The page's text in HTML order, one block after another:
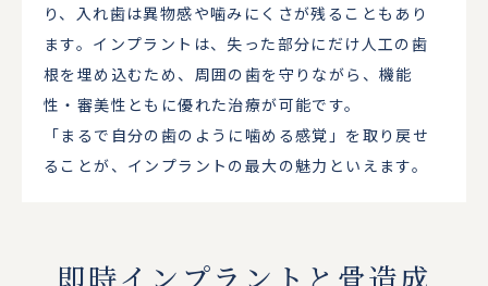
り、入れ歯は異物感や噛みにくさが残ることもあり
ます。インプラントは、失った部分にだけ人工の歯
根を埋め込むため、周囲の歯を守りながら、機能
性・審美性ともに優れた治療が可能です。
「まるで自分の歯のように噛める感覚」を取り戻せ
ることが、インプラントの最大の魅力といえます。
即時インプラントと骨造成